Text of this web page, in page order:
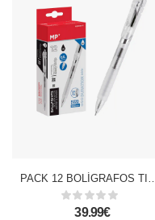
PACK 12 BOLÍGRAFOS TINTA
39.99€